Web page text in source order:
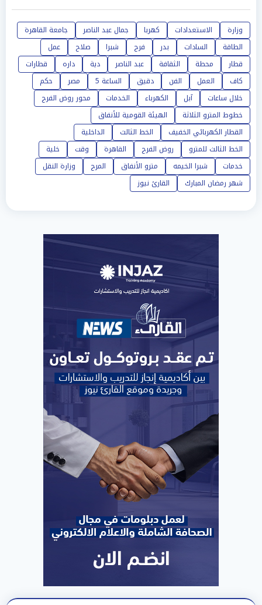
وزارة الاستعدادات كهربا جمال عبد الناصر
جامعة القاهرة
الطاقة
السادات بدر فرج شبرا صلاح
عمل
قطار
محطة الثقافة عبد الناصر دية داره
قطارات
كاف
العمل الفن دقيق الساعة 5 مصر
حكم
خلال ساعات
آبل الكهرباء الخدمات
محور روض الفرج
خطوط المترو الثلاثة
الهيئة القومية للأنفاق
القطار الكهربائي الخفيف
الخط الثالث
الداخلية
الخط الثالث للمترو
روض الفرج القاهرة وقت
خلية
خدمات
شبرا الخيمه مترو الأنفاق المرج
وزارة النقل
شهر رمضان المبارك
القارئ نيوز